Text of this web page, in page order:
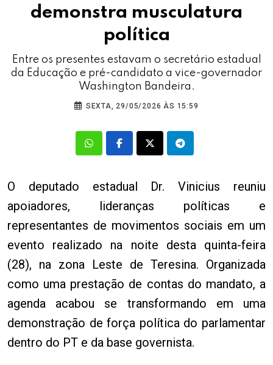
demonstra musculatura
política
Entre os presentes estavam o secretário estadual
da Educação e pré-candidato a vice-governador
Washington Bandeira.
SEXTA, 29/05/2026 ÀS 15:59
O deputado estadual Dr. Vinicius reuniu
apoiadores, lideranças políticas e
representantes de movimentos sociais em um
evento realizado na noite desta quinta-feira
(28), na zona Leste de Teresina. Organizada
como uma prestação de contas do mandato, a
agenda acabou se transformando em uma
demonstração de força política do parlamentar
dentro do PT e da base governista.